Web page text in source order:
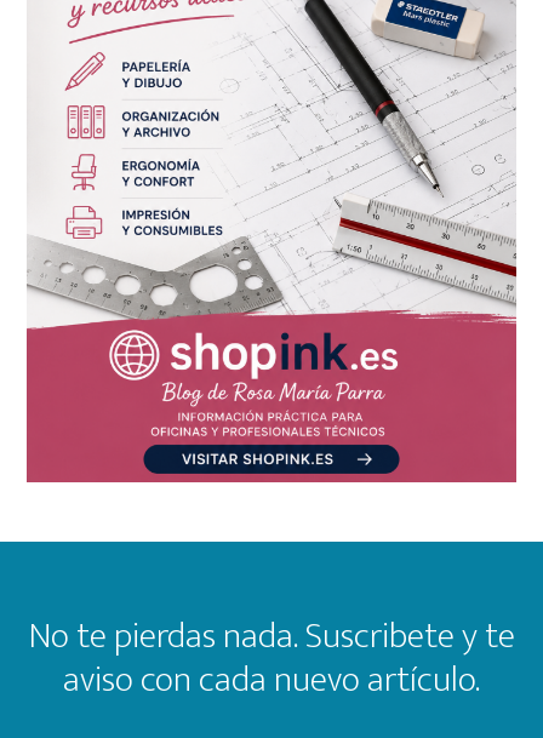
Footer
No te pierdas nada. Suscribete y te
aviso con cada nuevo artículo.